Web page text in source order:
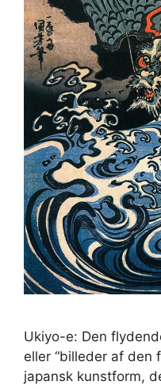
Ukiyo-e: Den
eller “billeder af den
japansk kunstform,